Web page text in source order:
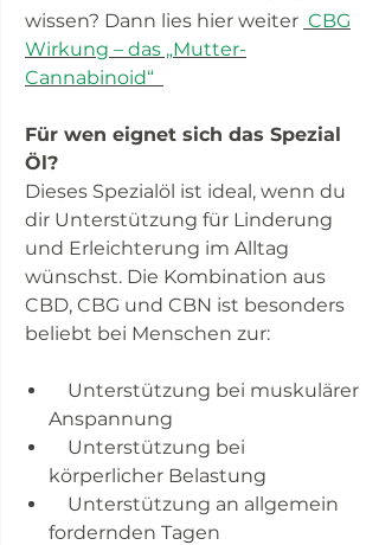
wissen? Dann lies hier weiter CBG
Wirkung – das „Mutter-
Cannabinoid“
Für wen eignet sich das Spezial
Öl?
Dieses Spezialöl ist ideal, wenn du
dir Unterstützung für Linderung
und Erleichterung im Alltag
wünschst. Die Kombination aus
CBD, CBG und CBN ist besonders
beliebt bei Menschen zur:
Unterstützung bei muskulärer
Anspannung
Unterstützung bei
körperlicher Belastung
Unterstützung an allgemein
fordernden Tagen